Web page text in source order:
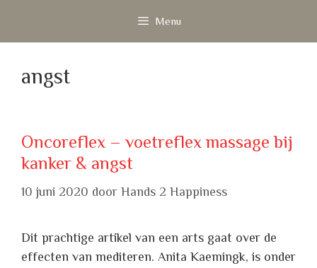
de
Menu
angst
Oncoreflex – voetreflex massage bij
kanker & angst
10 juni 2020 door Hands 2 Happiness
Dit prachtige artikel van een arts gaat over de
effecten van mediteren. Anita Kaemingk, is onder